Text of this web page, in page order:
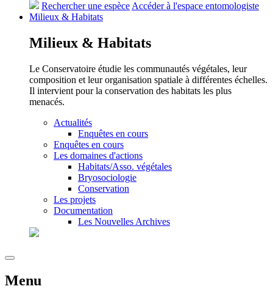
Rechercher une espèce Accéder à l'espace entomologiste
Milieux & Habitats
Milieux & Habitats
Le Conservatoire étudie les communautés végétales, leur
composition et leur organisation spatiale à différentes échelles.
Il intervient pour la conservation des habitats les plus
menacés.
Actualités
Enquêtes en cours
Enquêtes en cours
Les domaines d'actions
Habitats/Asso. végétales
Bryosociologie
Conservation
Les projets
Documentation
Les Nouvelles Archives
Menu